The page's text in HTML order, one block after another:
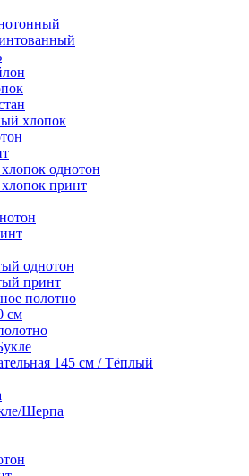
хлопок
однотон
принт
однотон
принт
полотно
см
145 см / Тёплый
Шерпа